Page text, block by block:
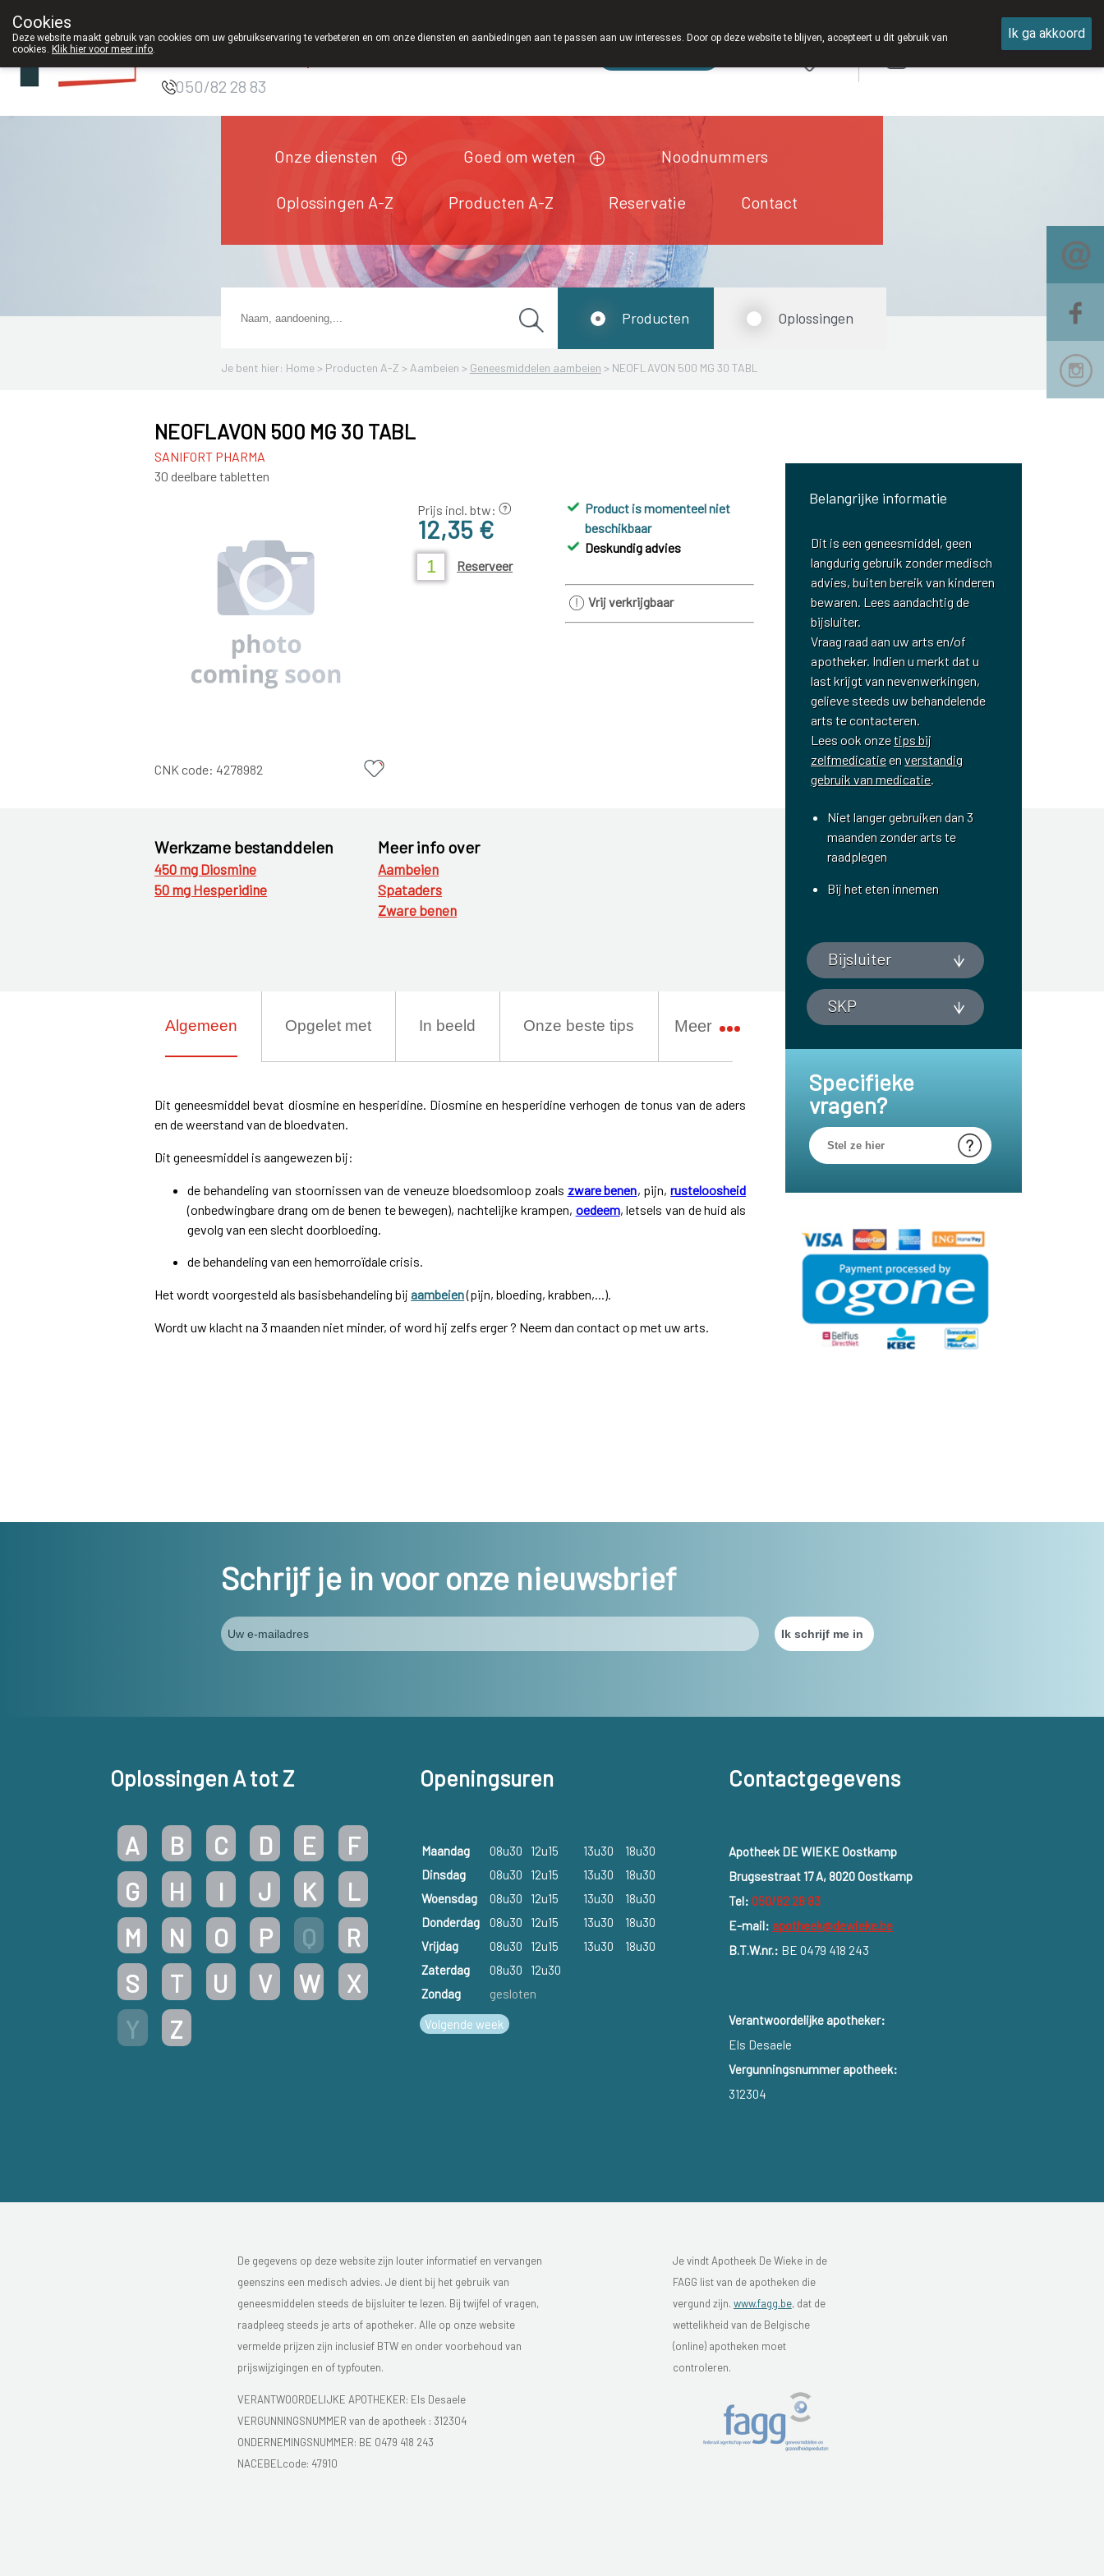
Apotheek DE
050/82 28 83
Onze diensten Goed om weten Noodnummers
Oplossingen A-Z Producten A-Z Reservatie Contact
Je bent hier: Home > Producten A-Z > Aambeien > Geneesmiddelen aambeien > NEOFLAVON 500 MG 30 TABL
Producten Oplossingen
NEOFLAVON 500 MG 30 TABL
SANIFORT PHARMA
30 deelbare tabletten
Prijs incl. btw:
12,35 €
Reserveer
CNK code:4278982
Product is momenteel niet
beschikbaar
Deskundig advies
Vrij verkrijgbaar
Belangrijke informatie
Dit is een geneesmiddel, geen
langdurig gebruik zonder medisch
advies, buiten bereik van kinderen
bewaren. Lees aandachtig de
bijsluiter.
Vraag raad aan uw arts en/of
apotheker. Indien u merkt dat u
last krijgt van nevenwerkingen,
gelieve steeds uw behandelende
arts te contacteren.
Lees ook onzetips bij
zelfmedicatieenverstandig
gebruik van medicatie.
Niet langer gebruiken dan 3
maanden zonder arts te
raadplegen
Bij het eten innemen
Bijsluiter
SKP
Specifieke
vragen?
Werkzame bestanddelen
450 mg Diosmine
50 mg Hesperidine
Meer info over
Aambeien
Spataders
Zware benen
Algemeen Opgelet met In beeld Onze beste tips Meer
Dit geneesmiddel bevat diosmine en hesperidine. Diosmine en hesperidine verhogen de tonus van de aders
en de weerstand van de bloedvaten.
Dit geneesmiddel is aangewezen bij:
de behandeling van stoornissen van de veneuze bloedsomloop zoals zware benen, pijn,rusteloosheid
(onbedwingbare drang om de benen te bewegen), nachtelijke krampen, oedeem, letsels van de huid als
gevolg van een slecht doorbloeding.
de behandeling van een hemorroïdale crisis.
Het wordt voorgesteld als basisbehandeling bij aambeien(pijn, bloeding, krabben,...).
Wordt uw klacht na 3 maanden niet minder, of word hij zelfs erger ? Neem dan contact op met uw arts.
Schrijf je in voor onze nieuwsbrief
Oplossingen A tot Z
A B C D E
F
G
H I J K
L
M
N O P Q
R
S
T U V W
X
Y
Z
Openingsuren
Maandag 08u30 12u15 13u30
18u30
Dinsdag
08u30 12u15 13u30
18u30
Woensdag
08u30 12u15 13u30
18u30
Donderdag
08u30 12u15 13u30
18u30
Vrijdag
08u30 12u15 13u30
18u30
Zaterdag
08u30
12u30
Zondag
gesloten
Volgende week
Contactgegevens
Apotheek DE WIEKE Oostkamp
Brugsestraat 17 A, 8020 Oostkamp
Tel: 050/82 28 83
E-mail: apotheek@dewieke.be
B.T.W.nr.: BE 0479 418 243
Verantwoordelijke apotheker:
Els Desaele
Vergunningsnummer apotheek:
312304
De gegevens op deze website zijn louter informatief en vervangen
geenszins een medisch advies. Je dient bij het gebruik van
geneesmiddelen steeds de bijsluiter te lezen. Bij twijfel of vragen,
raadpleeg steeds je arts of apotheker. Alle op onze website
vermelde prijzen zijn inclusief BTW en onder voorbehoud van
prijswijzigingen en of typfouten.
VERANTWOORDELIJKE APOTHEKER: Els Desaele
VERGUNNINGSNUMMER van de apotheek : 312304
ONDERNEMINGSNUMMER: BE 0479 418 243
NACEBELcode: 47910
Je vindt Apotheek De Wieke in de
FAGG list van de apotheken die
vergund zijn. www.fagg.be, dat de
wettelikheid van de Belgische
(online) apotheken moet
controleren.
Cookies
Deze website maakt gebruik van cookies om uw gebruikservaring te verbeteren en om onze diensten en aanbiedingen aan te passen aan uw interesses. Door op deze website te blijven, accepteert u dit gebruik van
cookies. Klik hier voor meer info.
Ik ga akkoord